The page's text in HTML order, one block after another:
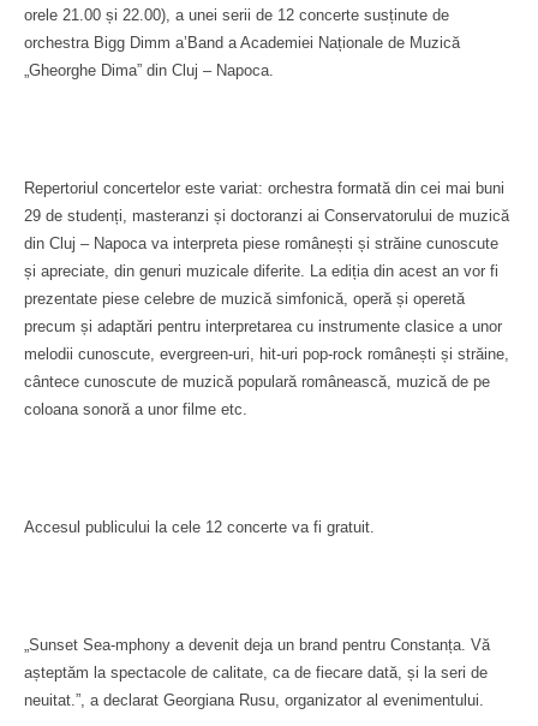
orele 21.00 și 22.00), a unei serii de 12 concerte susținute de
orchestra Bigg Dimm a’Band a Academiei Naționale de Muzică
„Gheorghe Dima” din Cluj – Napoca.
Repertoriul concertelor este variat: orchestra formată din cei mai buni
29 de studenți, masteranzi și doctoranzi ai Conservatorului de muzică
din Cluj – Napoca va interpreta piese românești și străine cunoscute
și apreciate, din genuri muzicale diferite. La ediția din acest an vor fi
prezentate piese celebre de muzică simfonică, operă și operetă
precum și adaptări pentru interpretarea cu instrumente clasice a unor
melodii cunoscute, evergreen-uri, hit-uri pop-rock românești și străine,
cântece cunoscute de muzică populară românească, muzică de pe
coloana sonoră a unor filme etc.
Accesul publicului la cele 12 concerte va fi gratuit.
„Sunset Sea-mphony a devenit deja un brand pentru Constanța. Vă
așteptăm la spectacole de calitate, ca de fiecare dată, și la seri de
neuitat.”, a declarat Georgiana Rusu, organizator al evenimentului.